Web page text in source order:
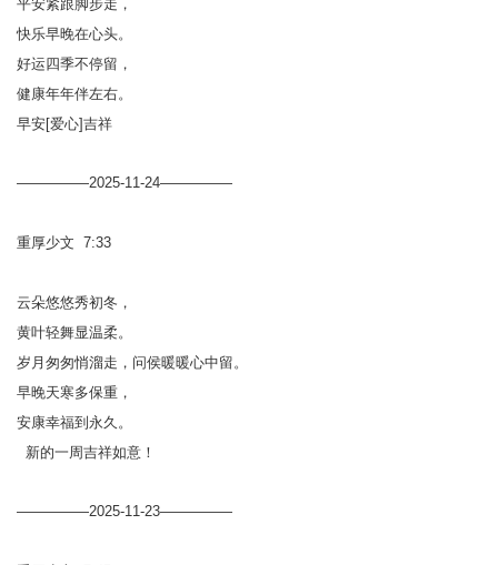
平安紧跟脚步走，
快乐早晚在心头。
好运四季不停留，
健康年年伴左右。
早安[爱心]吉祥
—————2025-11-24—————
重厚少文 7:33
云朵悠悠秀初冬，
黄叶轻舞显温柔。
岁月匆匆悄溜走，问侯暖暖心中留。
早晚天寒多保重，
安康幸福到永久。
新的一周吉祥如意！
—————2025-11-23—————